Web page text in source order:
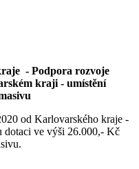
- Podpora rozvoje
kraji - umístění
od Karlovarského kraje -
dotaci ve výši 26.000,- Kč